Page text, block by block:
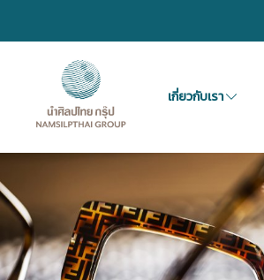
เกี่ยวกับเรา